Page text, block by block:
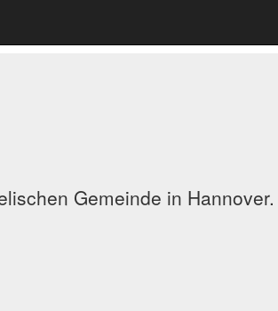
Gemeinde in Hannover.